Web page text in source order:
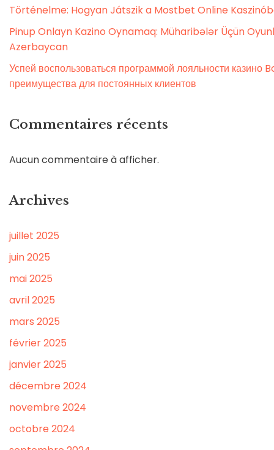
Történelme: Hogyan Játszik a Mostbet Online
Pinup Onlayn Kazino Oynamaq: Müharibələr Üçün
Azerbaycan
Успей воспользоваться программой лояльности казино
преимущества для постоянных клиентов
Commentaires récents
Aucun commentaire à afficher.
Archives
juillet 2025
juin 2025
mai 2025
avril 2025
mars 2025
février 2025
janvier 2025
décembre 2024
novembre 2024
octobre 2024